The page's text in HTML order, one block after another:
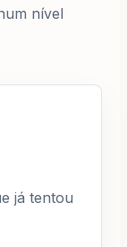
nível
já tentou